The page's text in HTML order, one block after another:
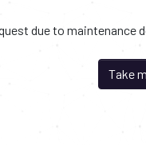
due to
Take